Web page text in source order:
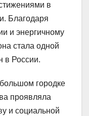
в
Благодаря
и энергичному
стала одной
в России.
городке
проявляла
и социальной